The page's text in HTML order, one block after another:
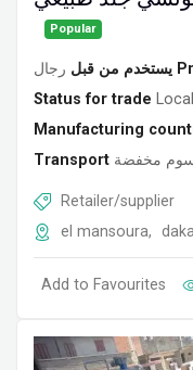
Popular
يستخدم من قبل رجال
Status for trade
Manufacturing
Transport مخفضة
Retailer/supplier
el mansoura,
Add to Favourites